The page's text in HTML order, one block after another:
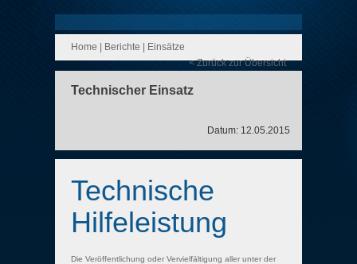
Home Berichte
Einsätze
< Zurück zur Übersicht
Technischer Einsatz
Datum: 12.05.2015
Technische
Hilfeleistung
Die Veröffentlichung oder Vervielfältigung aller unter der